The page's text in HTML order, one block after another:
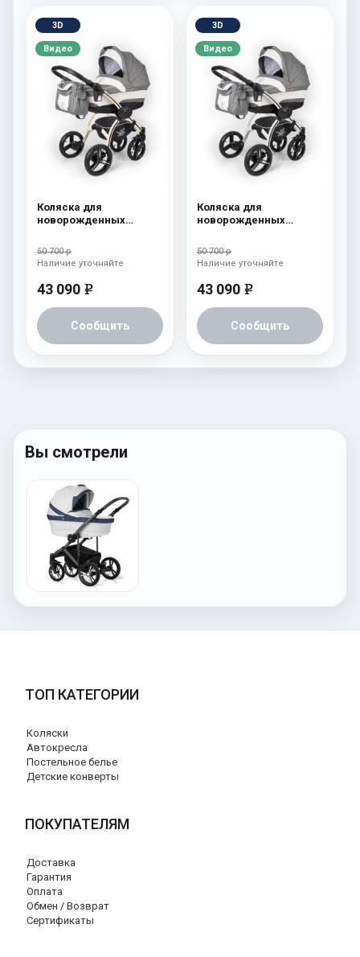
3D
Видео
Коляска для
новорожденных
Beige) Denim
50 700 р
43 090 e
Сообщить
Наличие уточняйте
3D
Видео
Коляска для
новорожденных
White) Denim
50 700 р
43 090 e
Сообщить
Наличие уточняйте
Вы смотрели
ТОП КАТЕГОРИИ
Коляски
Автокресла
Постельное белье
Детские конверты
ПОКУПАТЕЛЯМ
Доставка
Гарантия
Оплата
Обмен / Возврат
Сертификаты